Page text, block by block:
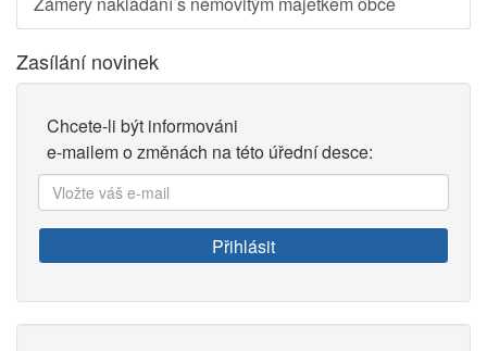
Zasílání novinek
Chcete-li být informováni
e-mailem o změnách na této úřední desce:
Vložte
váš
e-
mail:
Přihlásit